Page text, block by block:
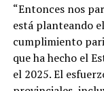
“Entonces nos
está planteando
cumplimiento
que ha hecho el
el 2025. El